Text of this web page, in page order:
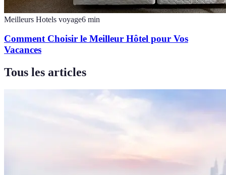
Meilleurs Hotels voyage6 min
Comment Choisir le Meilleur Hôtel pour Vos
Vacances
Tous les articles